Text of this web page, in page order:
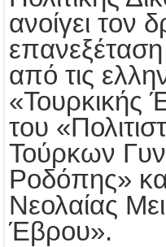
ανοίγει τον
από τις
«Τουρκικής
του
Τούρκων
Ροδόπης»
Νεολαίας
Έβρου».